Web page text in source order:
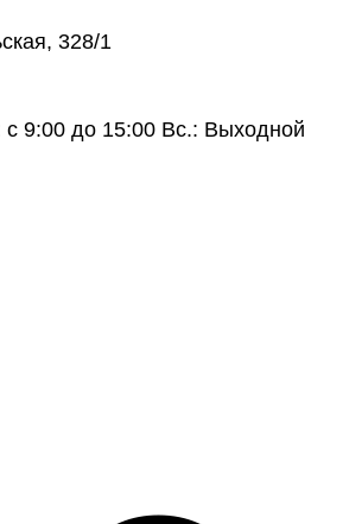
328/1
9:00 до 15:00 Вс.: Выходной